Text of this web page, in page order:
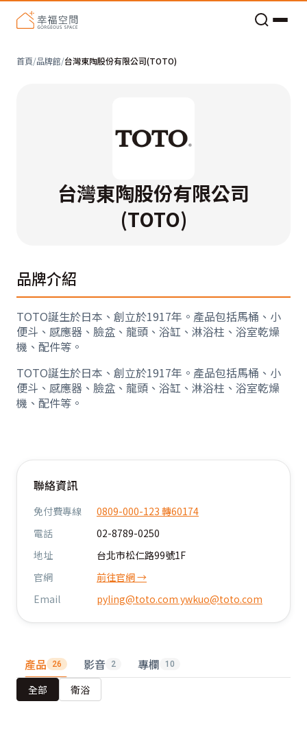
首頁/品牌館/台灣東陶股份有限公司(TOTO)
台灣東陶股份有限公司
(TOTO)
品牌介紹
TOTO誕生於日本、創立於1917年。產品包括馬桶、小
便斗、感應器、臉盆、龍頭、浴缸、淋浴柱、浴室乾燥
機、配件等。
TOTO誕生於日本、創立於1917年。產品包括馬桶、小
便斗、感應器、臉盆、龍頭、浴缸、淋浴柱、浴室乾燥
機、配件等。
聯絡資訊
免付費專線
0809-000-123 轉60174
電話
02-8789-0250
地址
台北市松仁路99號1F
官網
前往官網 →
Email
pyling@toto.com ywkuo@toto.com
產品 26 影音 2 專欄 10
全部 衛浴